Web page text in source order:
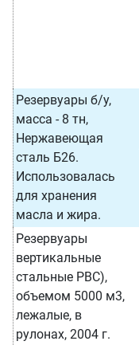
Резервуары б/у,
масса - 8 тн,
Нержавеющая
сталь Б26.
Использовалась
для хранения
масла и жира.
Резервуары
вертикальные
стальные РВС),
объемом 5000 м3,
лежалые, в
рулонах, 2004 г.